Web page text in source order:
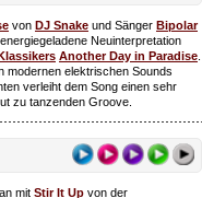
von DJ Snake und Sänger Bipolar
Neuinterpretation
Another Day in Paradise
modernen elektrischen Sounds
verleiht dem Song einen sehr
zu tanzenden Groove.
mit Stir It Up von der